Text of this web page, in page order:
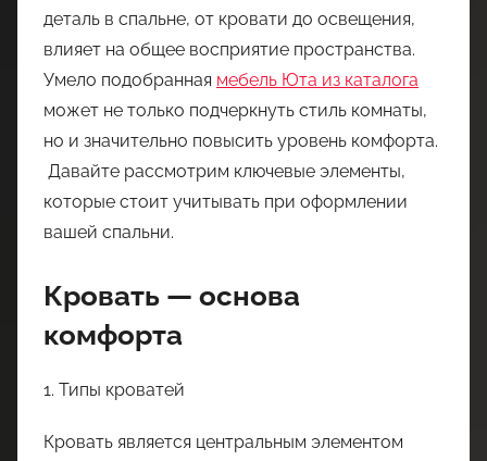
деталь в спальне, от кровати до освещения,
влияет на общее восприятие пространства.
Умело подобранная мебель Юта из каталога
может не только подчеркнуть стиль комнаты,
но и значительно повысить уровень комфорта.
Давайте рассмотрим ключевые элементы,
которые стоит учитывать при оформлении
вашей спальни.
Кровать — основа
комфорта
1. Типы кроватей
Кровать является центральным элементом